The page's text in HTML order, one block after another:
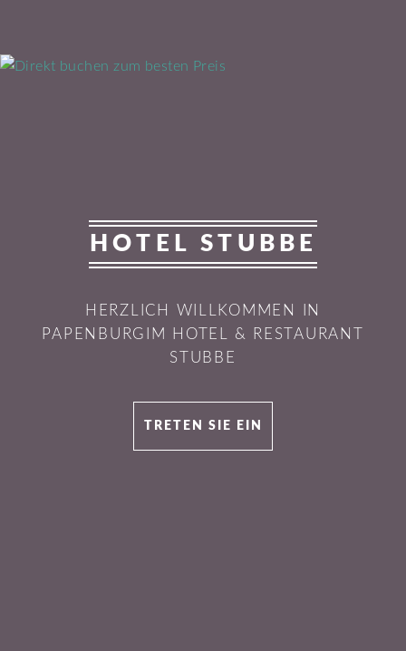
HOTEL STUBBE
HERZLICH WILLKOMMEN IN
PAPENBURG
IM HOTEL & RESTAURANT
STUBBE
TRETEN SIE EIN